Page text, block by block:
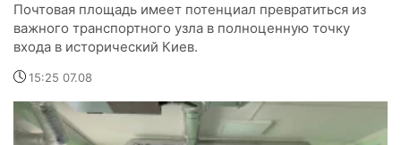
Почтовая площадь имеет потенциал превратиться из
важного транспортного узла в полноценную точку
входа в исторический Киев.
15:25 07.08